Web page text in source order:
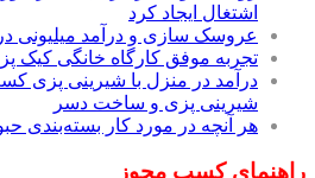
اشتغال ایجاد کرد
عروسک سازی و درآمد میلیونی
تجربه موفق کارگاه خانگی کیک
درآمد در منزل با شیرینی پزی
شیرینی پزی و ساخت دسر
هر آنچه در مورد کار بسته‌بندی
راهنمای کسب مجوز